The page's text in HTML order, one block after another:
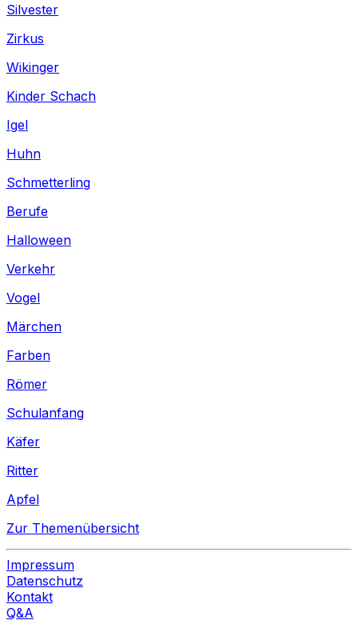
Silvester
Zirkus
Wikinger
Kinder Schach
Igel
Huhn
Schmetterling
Berufe
Halloween
Verkehr
Vogel
Märchen
Farben
Römer
Schulanfang
Käfer
Ritter
Apfel
Zur Themenübersicht
Impressum
Datenschutz
Kontakt
Q&A